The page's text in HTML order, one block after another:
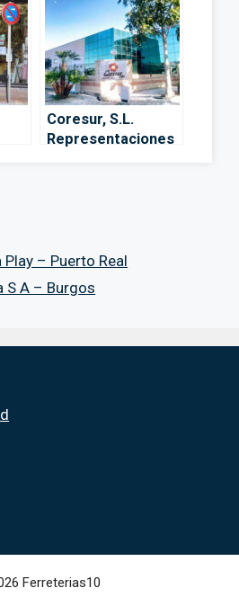
Alcantarilla
Coresur, S.L.
Representaciones
– Puerto Real
S A – Burgos
Ferreterias10